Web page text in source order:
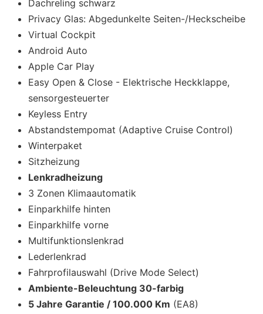
Dachreling schwarz
Privacy Glas: Abgedunkelte Seiten-/Heckscheibe
Virtual Cockpit
Android Auto
Apple Car Play
Easy Open & Close - Elektrische Heckklappe,
sensorgesteuerter
Keyless Entry
Abstandstempomat (Adaptive Cruise Control)
Winterpaket
Sitzheizung
Lenkradheizung
3 Zonen Klimaautomatik
Einparkhilfe hinten
Einparkhilfe vorne
Multifunktionslenkrad
Lederlenkrad
Fahrprofilauswahl (Drive Mode Select)
Ambiente-Beleuchtung 30-farbig
5 Jahre Garantie / 100.000 Km (EA8)